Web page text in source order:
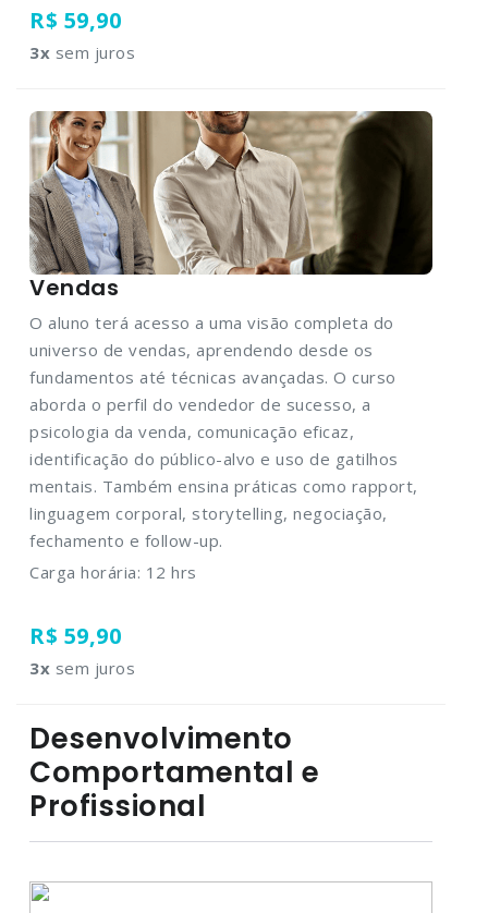
R$ 59,90
3x sem juros
Vendas
O aluno terá acesso a uma visão completa do
universo de vendas, aprendendo desde os
fundamentos até técnicas avançadas. O curso
aborda o perfil do vendedor de sucesso, a
psicologia da venda, comunicação eficaz,
identificação do público-alvo e uso de gatilhos
mentais. Também ensina práticas como rapport,
linguagem corporal, storytelling, negociação,
fechamento e follow-up.
Carga horária: 12 hrs
R$ 59,90
3x sem juros
Desenvolvimento
Comportamental e
Profissional